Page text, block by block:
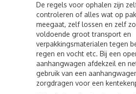
De regels voor ophalen zijn
controleren of alles wat op
meegaat, zelf lossen en zelf
voldoende groot transport en
verpakkingsmaterialen tegen
regen en vocht etc. Bij een
aanhangwagen afdekzeil en
gebruik van een
zorgdragen voor een